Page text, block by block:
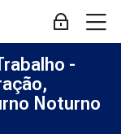
Acessar
-
Noturno